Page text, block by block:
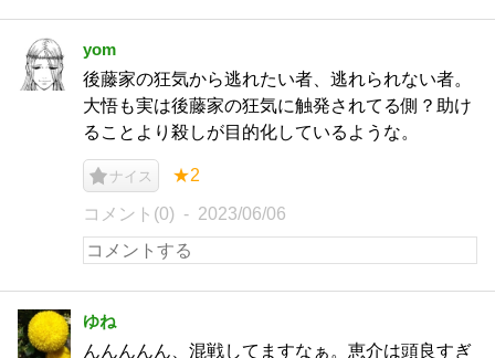
yom
後藤家の狂気から逃れたい者、逃れられない者。
大悟も実は後藤家の狂気に触発されてる側？助け
ることより殺しが目的化しているような。
ナイス ★2
コメント(0) 2023/06/06
ゆね
んんんんん、混戦してますなぁ。恵介は頭良すぎ